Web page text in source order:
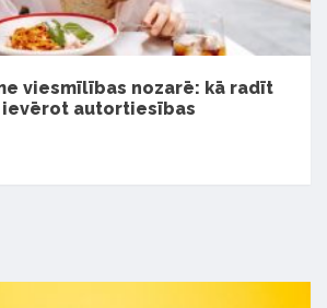
viesmīlības nozarē: kā radīt
autortiesības